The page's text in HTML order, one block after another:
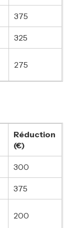
375
325
275
Réduction
(€)
300
375
200